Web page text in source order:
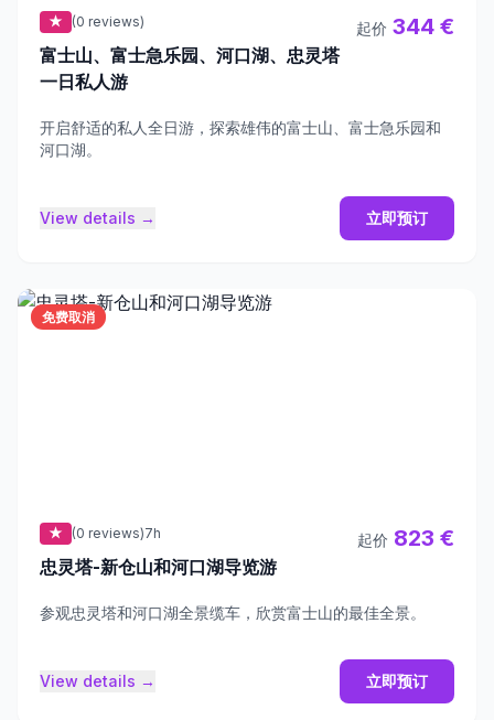
★ (0 reviews)
富士山、富士急乐园、河口湖、忠灵塔
一日私人游
起价 344 €
开启舒适的私人全日游，探索雄伟的富士山、富士急乐园和
河口湖。
View details → 立即预订
免费取消
★ (0 reviews)7h
忠灵塔-新仓山和河口湖导览游
起价 823 €
参观忠灵塔和河口湖全景缆车，欣赏富士山的最佳全景。
View details → 立即预订